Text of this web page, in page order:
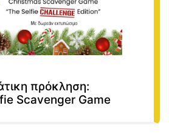
πρόκληση:
Scavenger Game